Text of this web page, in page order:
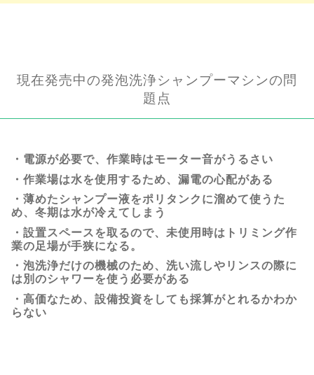
現在発売中の発泡洗浄シャンプーマシンの問
題点
電源が必要で、作業時はモーター音がうるさい
作業場は水を使用するため、漏電の心配がある
薄めたシャンプー液をポリタンクに溜めて使うた
め、冬期は水が冷えてしまう
設置スペースを取るので、未使用時はトリミング作
業の足場が手狭になる。
泡洗浄だけの機械のため、洗い流しやリンスの際に
は別のシャワーを使う必要がある
高価なため、設備投資をしても採算がとれるかわか
らない